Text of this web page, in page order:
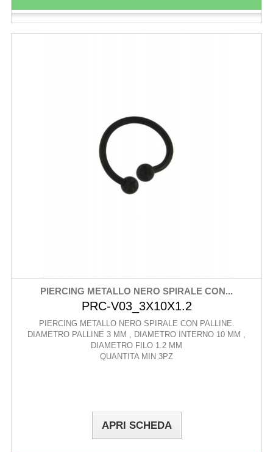
PIERCING METALLO NERO SPIRALE CON...
PRC-V03_3X10X1.2
PIERCING METALLO NERO SPIRALE CON PALLINE.
DIAMETRO PALLINE 3 MM , DIAMETRO INTERNO 10 MM ,
DIAMETRO FILO 1.2 MM
QUANTITA MIN 3PZ
APRI SCHEDA